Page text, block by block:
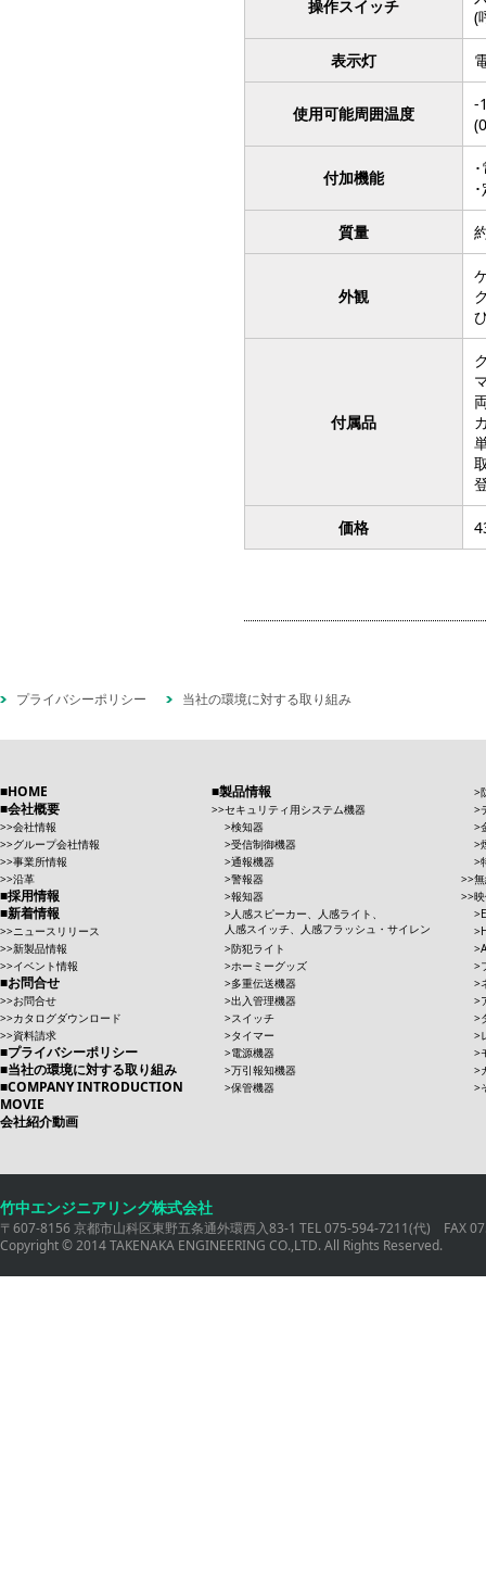
操作スイッチ
(
表示灯
使用可能周囲温度
-
付加機能
質量
外観
付属品
価格
プライバシーポリシー 当社の環境に対する取り組み
HOME
会社概要
会社情報
グループ会社情報
事業所情報
沿革
採用情報
新着情報
ニュースリリース
新製品情報
イベント情報
お問合せ
お問合せ
カタログダウンロード
資料請求
プライバシーポリシー
当社の環境に対する取り組み
COMPANY INTRODUCTION
MOVIE
会社紹介動画
製品情報
セキュリティ用システム機器
検知器
受信制御機器
通報機器
警報器
報知器
人感スピーカー、人感ライト、
人感スイッチ、人感フラッシュ・サイレン
防犯ライト
ホーミーグッズ
多重伝送機器
出入管理機器
スイッチ
タイマー
電源機器
万引報知機器
保管機器
竹中エンジニアリング株式会社
〒607-8156 京都市山科区東野五条通外環西入83-1 TEL 075-594-7211(代) FAX
Copyright © 2014 TAKENAKA ENGINEERING CO.,LTD. All Rights Reserved.